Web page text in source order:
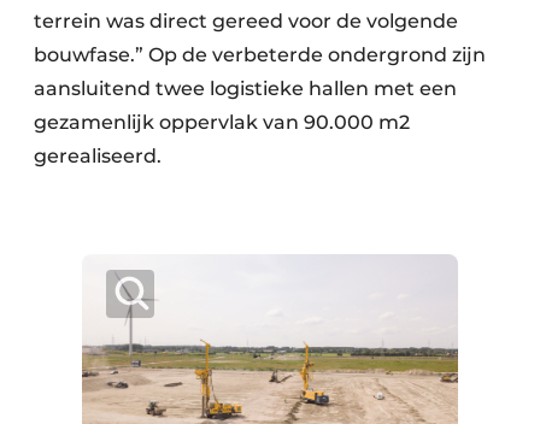
terrein was direct gereed voor de volgende
bouwfase.” Op de verbeterde ondergrond zijn
aansluitend twee logistieke hallen met een
gezamenlijk oppervlak van 90.000 m2
gerealiseerd.